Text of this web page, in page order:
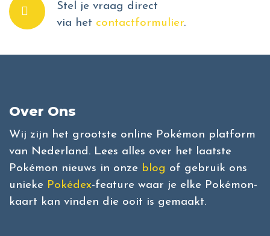
Stel je vraag direct
via het contactformulier.
Over Ons
Wij zijn het grootste online Pokémon platform
van Nederland. Lees alles over het laatste
Pokémon nieuws in onze blog of gebruik ons
unieke Pokédex-feature waar je elke Pokémon-
kaart kan vinden die ooit is gemaakt.